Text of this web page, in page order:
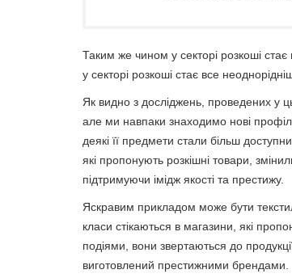
Таким же чином у секторі розкоші стає
у секторі розкоші стає все
Як видно з досліджень, проведених у
але ми навпаки знаходимо нові
деякі її предмети стали більш
які пропонують розкішні товари,
підтримуючи імідж якості та престижу.
Яскравим прикладом може бути
класи стікаються в магазини, які
подіями, вони звертаються до
виготовлений престижними брендами.